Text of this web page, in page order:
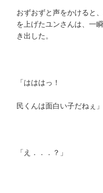
おずおずと声をかけると
を上げたユンさんは、一
き出した。
「はははっ！
民くんは面白い子だねぇ」
「え．．．？」